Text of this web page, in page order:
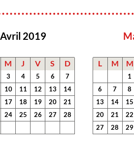
Avril 2019
M J V S D
3 4 5 6
7
10 11 12 13
14
17 18 19 20
21
24 25 26 27
28
L M M
1
6
7 8
13
14 15
20
21 22
27
28 29